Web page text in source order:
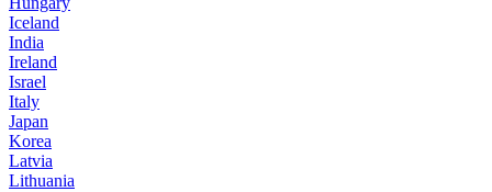
Iceland
India
Ireland
Israel
Italy
Japan
Korea
Latvia
Lithuania